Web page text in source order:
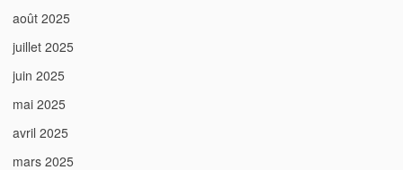
août 2025
juillet 2025
juin 2025
mai 2025
avril 2025
mars 2025